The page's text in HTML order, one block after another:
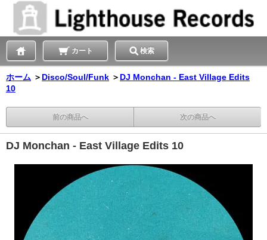
カート 検索
ホーム ＞ Disco/Soul/Funk ＞ DJ Monchan - East Village Edits
10
前の商品へ 次の商品へ
DJ Monchan - East Village Edits 10